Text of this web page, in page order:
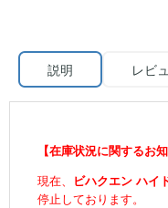
説明 レビ
【在庫状況に関するお知
現在、
ビハクエン ハイ
停止しております。